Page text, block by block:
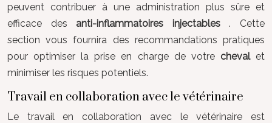
peuvent contribuer à une administration plus sûre et
efficace des anti-inflammatoires injectables. Cette
section vous fournira des recommandations pratiques
pour optimiser la prise en charge de votre chevalet
minimiser les risques potentiels.
Travail en collaboration avec le vétérinaire
Le travail en collaboration avec le vétérinaire est